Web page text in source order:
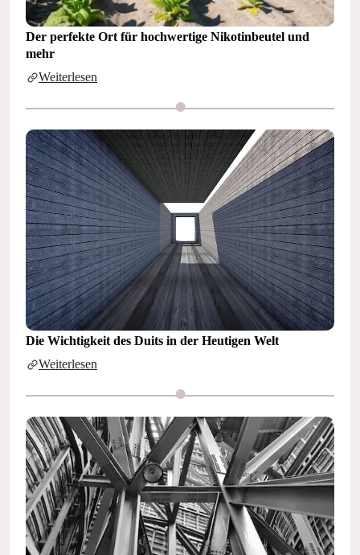
Der perfekte Ort für hochwertige Nikotinbeutel und
mehr
Weiterlesen
Die Wichtigkeit des Duits in der Heutigen Welt
Weiterlesen